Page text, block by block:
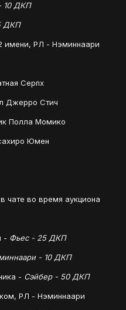
10 ДКП
ДКП
имени, РЛ - Нэминнаари
Серпх
Джерро Стич
Полла Момико
Юмен
чате во время аукциона
- Фьес - 25 ДКП
- 10 ДКП
- Сэйбер - 50 ДКП
РЛ - Нэминнаари